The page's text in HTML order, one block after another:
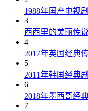
1988年国产电视
3
西西里的美丽传
4
2017年英国经典
5
2011年韩国经典
6
2018年墨西哥经
7